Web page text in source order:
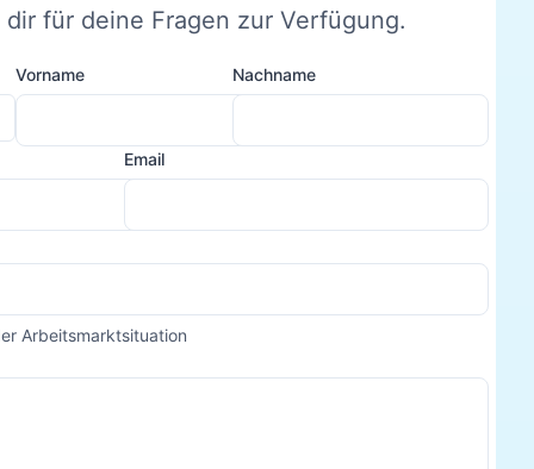
für deine Fragen zur Verfügung.
Vorname Nachname
Email
Arbeitsmarktsituation